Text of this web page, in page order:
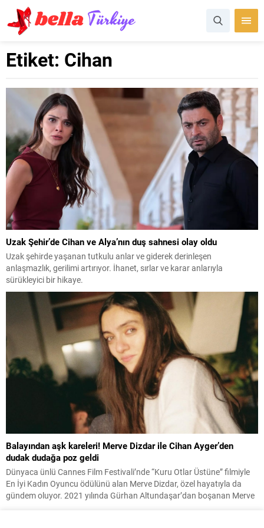
Etiket: Cihan
Uzak Şehir’de Cihan ve Alya’nın duş sahnesi olay oldu
Uzak şehirde yaşanan tutkulu anlar ve giderek derinleşen
anlaşmazlık, gerilimi artırıyor. İhanet, sırlar ve karar anlarıyla
sürükleyici bir hikaye.
Balayından aşk kareleri! Merve Dizdar ile Cihan Ayger’den
dudak dudağa poz geldi
Dünyaca ünlü Cannes Film Festivali’nde “Kuru Otlar Üstüne” filmiyle
En İyi Kadın Oyuncu ödülünü alan Merve Dizdar, özel hayatıyla da
gündem oluyor. 2021 yılında Gürhan Altundaşar’dan boşanan Merve